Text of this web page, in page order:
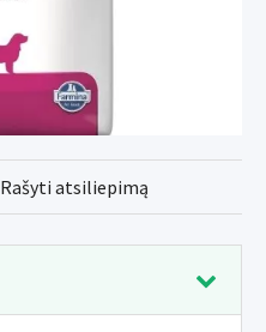
Rašyti atsiliepimą